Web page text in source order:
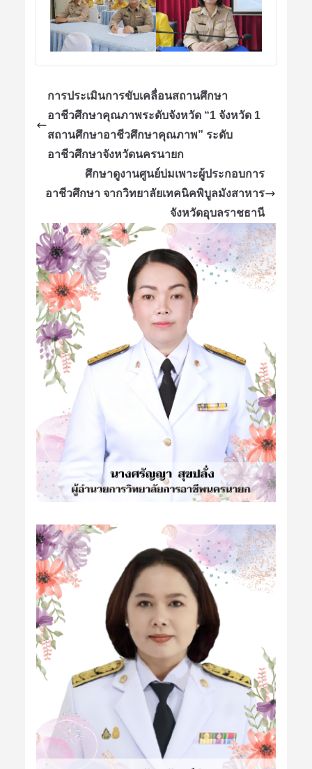
การประเมินการขับเคลื่อนสถานศึกษา
อาชีวศึกษาคุณภาพระดับจังหวัด “1 จังหวัด 1
สถานศึกษาอาชีวศึกษาคุณภาพ” ระดับ
อาชีวศึกษาจังหวัดนครนายก
ศึกษาดูงานศูนย์บ่มเพาะผู้ประกอบการ
อาชีวศึกษา จากวิทยาลัยเทคนิคพิบูลมังสาหาร
จังหวัดอุบลราชธานี